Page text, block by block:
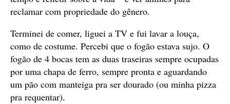
reclamar com propriedade do gênero.
Terminei de comer, liguei a TV e fui lavar a louça,
como de costume. Percebi que o fogão estava sujo. O
fogão de 4 bocas tem as duas traseiras sempre ocupadas
por uma chapa de ferro, sempre pronta e aguardando
um pão com manteiga pra ser dourado (ou minha pizza
pra requentar).